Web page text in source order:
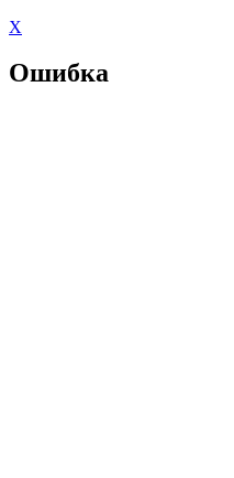
X
Ошибка